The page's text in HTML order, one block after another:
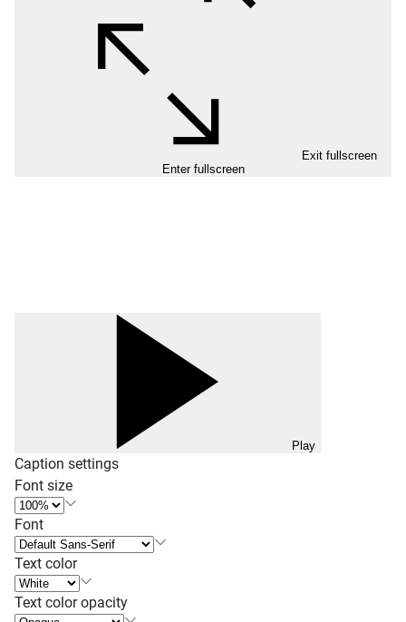
Exit fullscreen
Enter fullscreen
Play
Caption settings
Font size
Font
Text color
Text color opacity